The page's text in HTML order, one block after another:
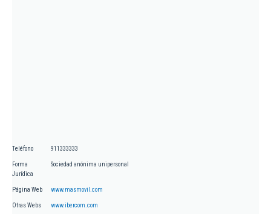
Teléfono 911333333
Forma
Jurídica
Sociedad anónima unipersonal
Página Web www.masmovil.com
Otras Webs www.ibercom.com